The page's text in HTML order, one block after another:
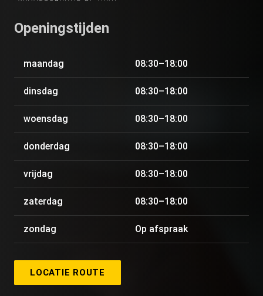
Openingstijden
maandag 08:30–18:00
dinsdag 08:30–18:00
woensdag 08:30–18:00
donderdag 08:30–18:00
vrijdag 08:30–18:00
zaterdag 08:30–18:00
zondag Op afspraak
LOCATIE ROUTE